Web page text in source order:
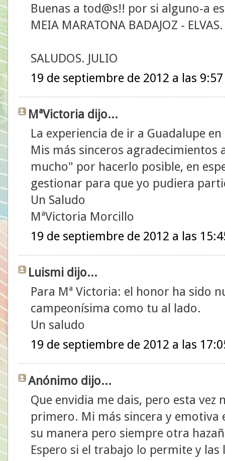
Buenas a tod@s!! por si alguno-a
MEIA MARATONA BADAJOZ - ELVAS.
SALUDOS. JULIO
19 de septiembre de 2012 a las 9:57
MªVictoria dijo...
La experiencia de ir a Guadalupe
Mis más sinceros agradecimientos
mucho" por hacerlo posible, en
gestionar para que yo pudiera
Un Saludo
MªVictoria Morcillo
19 de septiembre de 2012 a las
Luismi dijo...
Para Mª Victoria: el honor ha sido
campeonísima como tu al lado.
Un saludo
19 de septiembre de 2012 a las
Anónimo dijo...
Que envidia me dais, pero esta
primero. Mi más sincera y emotiva
su manera pero siempre otra
Espero si el trabajo lo permite y